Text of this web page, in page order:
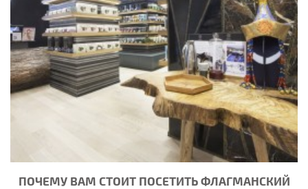
ПОЧЕМУ ВАМ СТОИТ ПОСЕТИТЬ ФЛАГМАНСКИЙ